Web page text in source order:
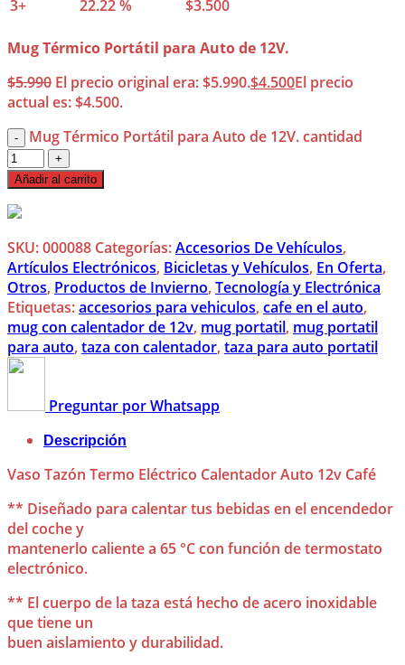
3+
22.22 % $3.500
Mug Térmico Portátil para Auto de 12V.
$5.990 El precio original era: $5.990.$4.500El precio
actual es: $4.500.
Mug Térmico Portátil para Auto de 12V. cantidad
Añadir al carrito
SKU:000088 Categorías:Accesorios De Vehículos,
Artículos Electrónicos, Bicicletas y Vehículos, En Oferta,
Otros, Productos de Invierno, Tecnología y Electrónica
Etiquetas:accesorios para vehiculos, cafe en el auto,
mug con calentador de 12v, mug portatil, mug portatil
para auto, taza con calentador, taza para auto portatil
Preguntar por Whatsapp
Descripción
Vaso Tazón Termo Eléctrico Calentador Auto 12v Café
** Diseñado para calentar tus bebidas en el encendedor
del coche y
mantenerlo caliente a 65 °C con función de termostato
electrónico.
** El cuerpo de la taza está hecho de acero inoxidable
que tiene un
buen aislamiento y durabilidad.